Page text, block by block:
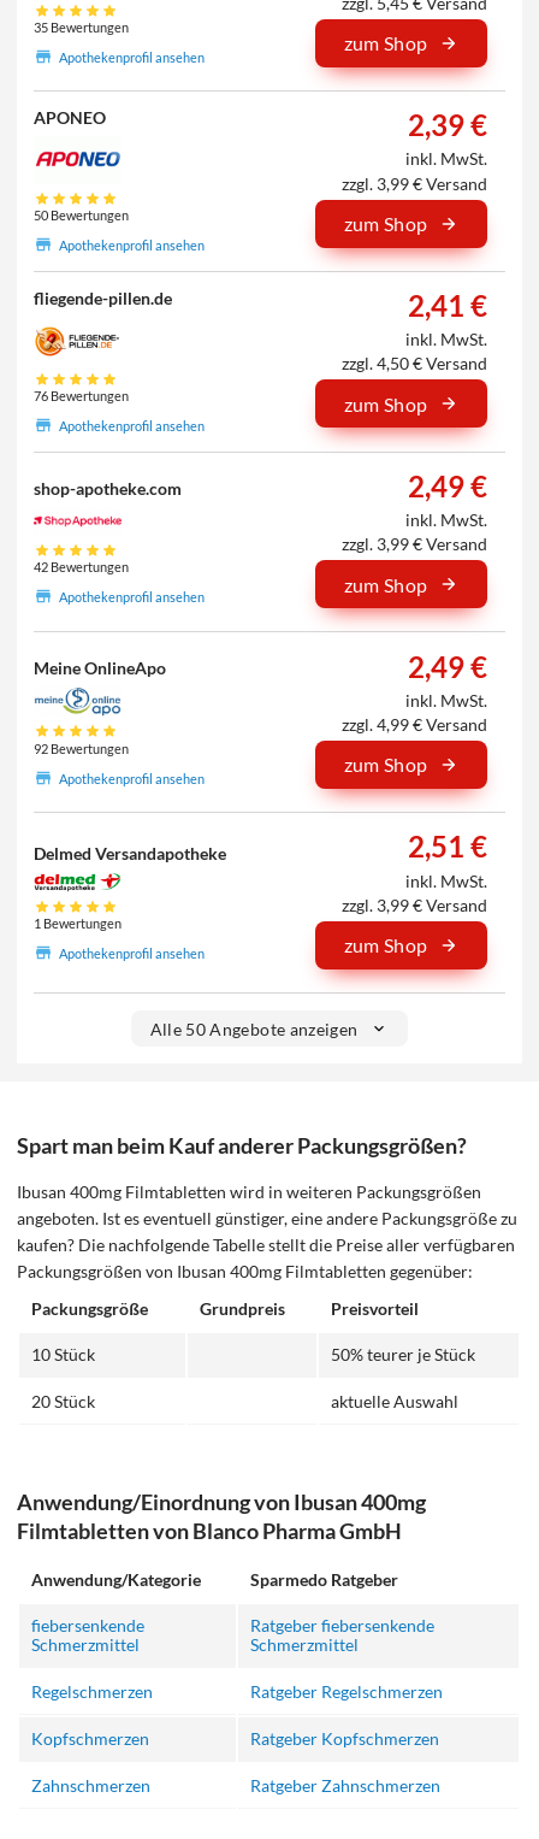
35 Bewertungen
Apothekenprofil ansehen
zum Shop
APONEO
50 Bewertungen
Apothekenprofil ansehen
2,39 €
inkl. MwSt.
zzgl. 3,99 € Versand
zum Shop
fliegende-pillen.de
76 Bewertungen
Apothekenprofil ansehen
2,41 €
inkl. MwSt.
zzgl. 4,50 € Versand
zum Shop
shop-apotheke.com
42 Bewertungen
Apothekenprofil ansehen
2,49 €
inkl. MwSt.
zzgl. 3,99 € Versand
zum Shop
Meine OnlineApo
92 Bewertungen
Apothekenprofil ansehen
2,49 €
inkl. MwSt.
zzgl. 4,99 € Versand
zum Shop
Delmed Versandapotheke
1 Bewertungen
Apothekenprofil ansehen
2,51 €
inkl. MwSt.
zzgl. 3,99 € Versand
zum Shop
Alle 50 Angebote anzeigen
Spart man beim Kauf anderer Packungsgrößen?
Ibusan 400mg Filmtabletten wird in weiteren Packungsgrößen
angeboten. Ist es eventuell günstiger, eine andere Packungsgröße zu
kaufen? Die nachfolgende Tabelle stellt die Preise aller verfügbaren
Packungsgrößen von Ibusan 400mg Filmtabletten gegenüber:
Packungsgröße
Grundpreis Preisvorteil
10 Stück 50% teurer je Stück
20 Stück aktuelle Auswahl
Anwendung/Einordnung von Ibusan 400mg
Filmtabletten von Blanco Pharma GmbH
Anwendung/Kategorie Sparmedo Ratgeber
fiebersenkende
Schmerzmittel
Ratgeber fiebersenkende
Schmerzmittel
Regelschmerzen Ratgeber Regelschmerzen
Kopfschmerzen Ratgeber Kopfschmerzen
Zahnschmerzen Ratgeber Zahnschmerzen